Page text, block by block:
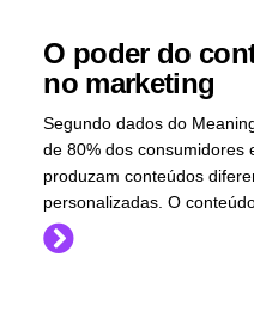
O poder do
no marketing
Segundo dados do
de 80% dos consumidores
produzam conteúdos
personalizadas. O